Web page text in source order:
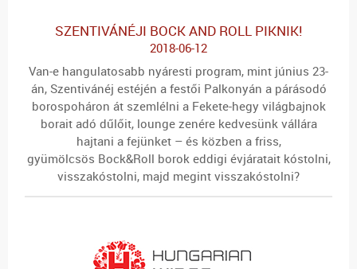
SZENTIVÁNÉJI BOCK AND ROLL PIKNIK!
2018-06-12
Van-e hangulatosabb nyáresti program, mint június 23-
án, Szentivánéj estéjén a festői Palkonyán a párásodó
borospoháron át szemlélni a Fekete-hegy világbajnok
borait adó dűlőit, lounge zenére kedvesünk vállára
hajtani a fejünket – és közben a friss,
gyümölcsös Bock&Roll borok eddigi évjáratait kóstolni,
visszakóstolni, majd megint visszakóstolni?